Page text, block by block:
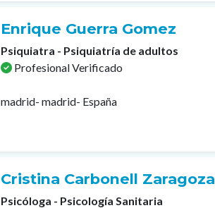
Enrique Guerra Gomez
Psiquiatra - Psiquiatría de adultos
Profesional Verificado
madrid- madrid- España
Cristina Carbonell Zaragoza
Psicóloga - Psicología Sanitaria